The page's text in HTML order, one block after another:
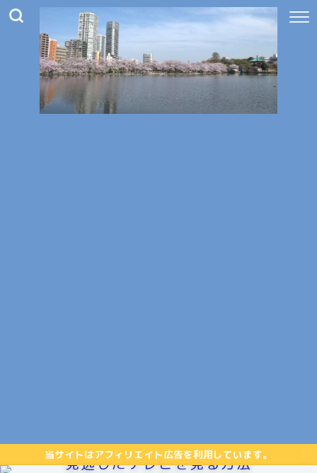
当サイトはアフィリエイト広告を利用しています。
見逃したテレビを見る方法